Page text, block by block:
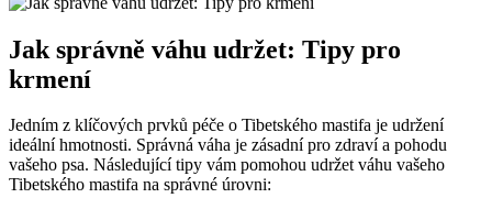
Jak správně váhu udržet: Tipy pro
krmení
Jedním z klíčových prvků péče o Tibetského mastifa je udržení
ideální hmotnosti. Správná váha je zásadní pro zdraví a pohodu
vašeho psa. Následující tipy vám pomohou udržet váhu vašeho
Tibetského mastifa na správné úrovni: